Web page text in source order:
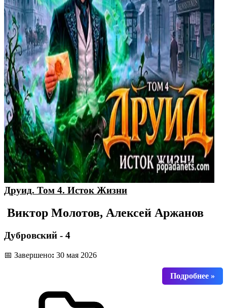
Друид. Том 4. Исток Жизни
Виктор Молотов, Алексей Аржанов
Дубровский - 4
📅 Завершено: 30 мая 2026